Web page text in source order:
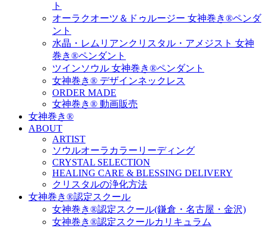
ト
オーラクオーツ＆ドゥルージー 女神巻き®ペンダ
ント
水晶・レムリアンクリスタル・アメジスト 女神
巻き®ペンダント
ツインソウル 女神巻き®ペンダント
女神巻き® デザインネックレス
ORDER MADE
女神巻き® 動画販売
女神巻き®
ABOUT
ARTIST
ソウルオーラカラーリーディング
CRYSTAL SELECTION
HEALING CARE & BLESSING DELIVERY
クリスタルの浄化方法
女神巻き®認定スクール
女神巻き®認定スクール(鎌倉・名古屋・金沢)
女神巻き®認定スクールカリキュラム